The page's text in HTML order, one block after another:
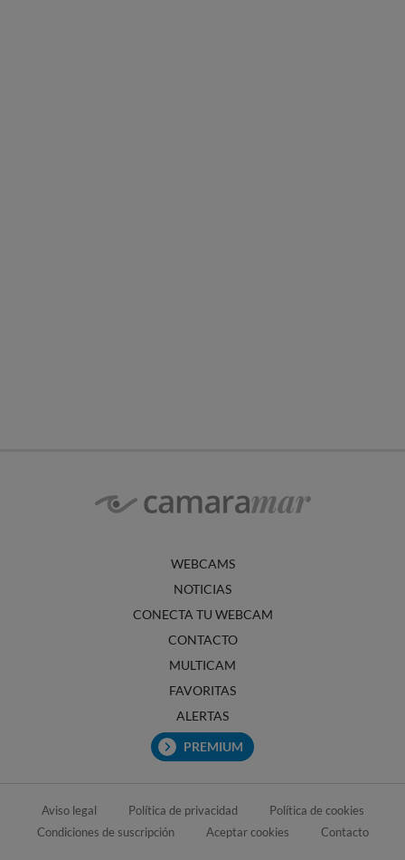
WEBCAMS
NOTICIAS
CONECTA TU WEBCAM
CONTACTO
MULTICAM
FAVORITAS
ALERTAS
PREMIUM
Aviso legal Política de privacidad
Política de cookies
Condiciones de suscripción
Aceptar cookies Contacto